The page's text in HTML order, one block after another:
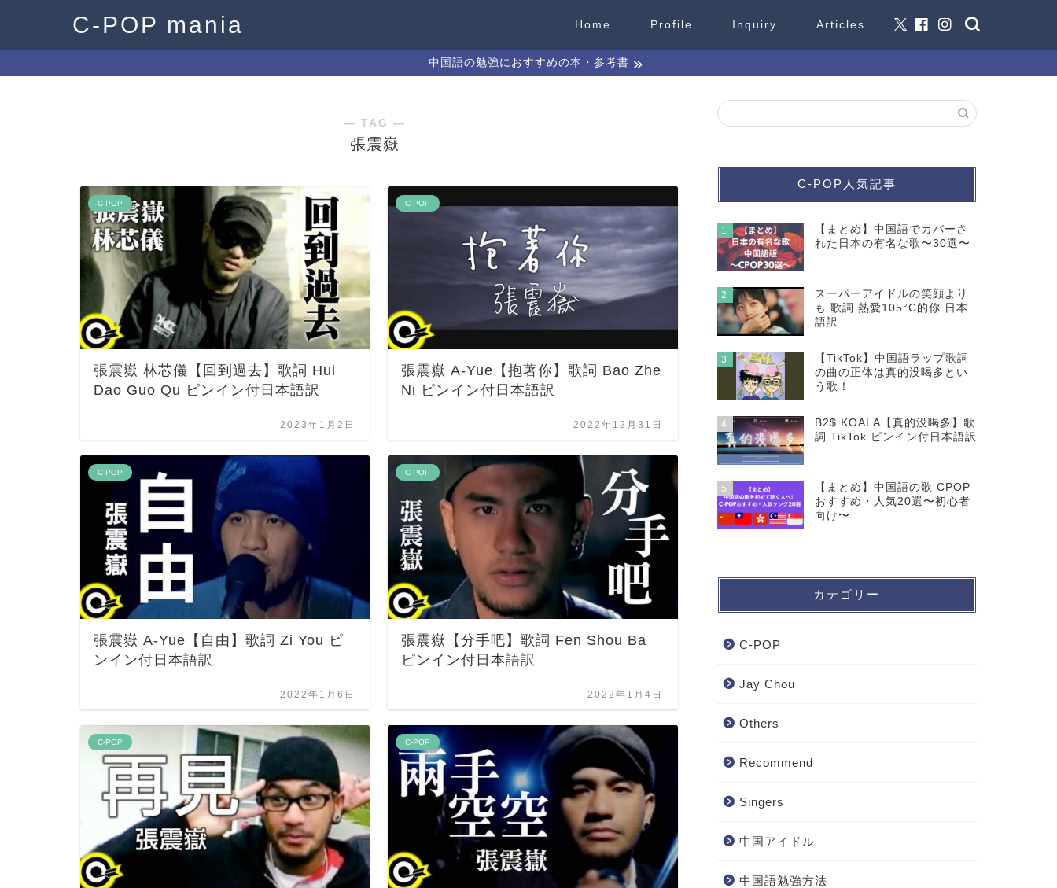
C-POP mania Home Profile Inquiry Articles
中国語の勉強におすすめの本・参考書
― TAG ―
張震嶽
C-POP
張震嶽 林芯儀【回到過去】歌詞 Hui
Dao Guo Qu ピンイン付日本語訳
2023年1月2日
C-POP
張震嶽 A-Yue【抱著你】歌詞 Bao Zhe
Ni ピンイン付日本語訳
2022年12月31日
C-POP
張震嶽 A-Yue【自由】歌詞 Zi You ピ
ンイン付日本語訳
2022年1月6日
C-POP
張震嶽【分手吧】歌詞 Fen Shou Ba
ピンイン付日本語訳
2022年1月4日
C-POP C-POP
C-POP人気記事
1
【まとめ】中国語でカバーさ
れた日本の有名な歌〜30選〜
2
スーパーアイドルの笑顔より
も 歌詞 熱愛105°C的你 日本
語訳
3
【TikTok】中国語ラップ歌詞
の曲の正体は真的没喝多とい
う歌！
4
B2$ KOALA【真的没喝多】歌
詞 TikTok ピンイン付日本語訳
5
【まとめ】中国語の歌 CPOP
おすすめ・人気20選〜初心者
向け〜
カテゴリー
C-POP
Jay Chou
Others
Recommend
Singers
中国アイドル
中国語勉強方法